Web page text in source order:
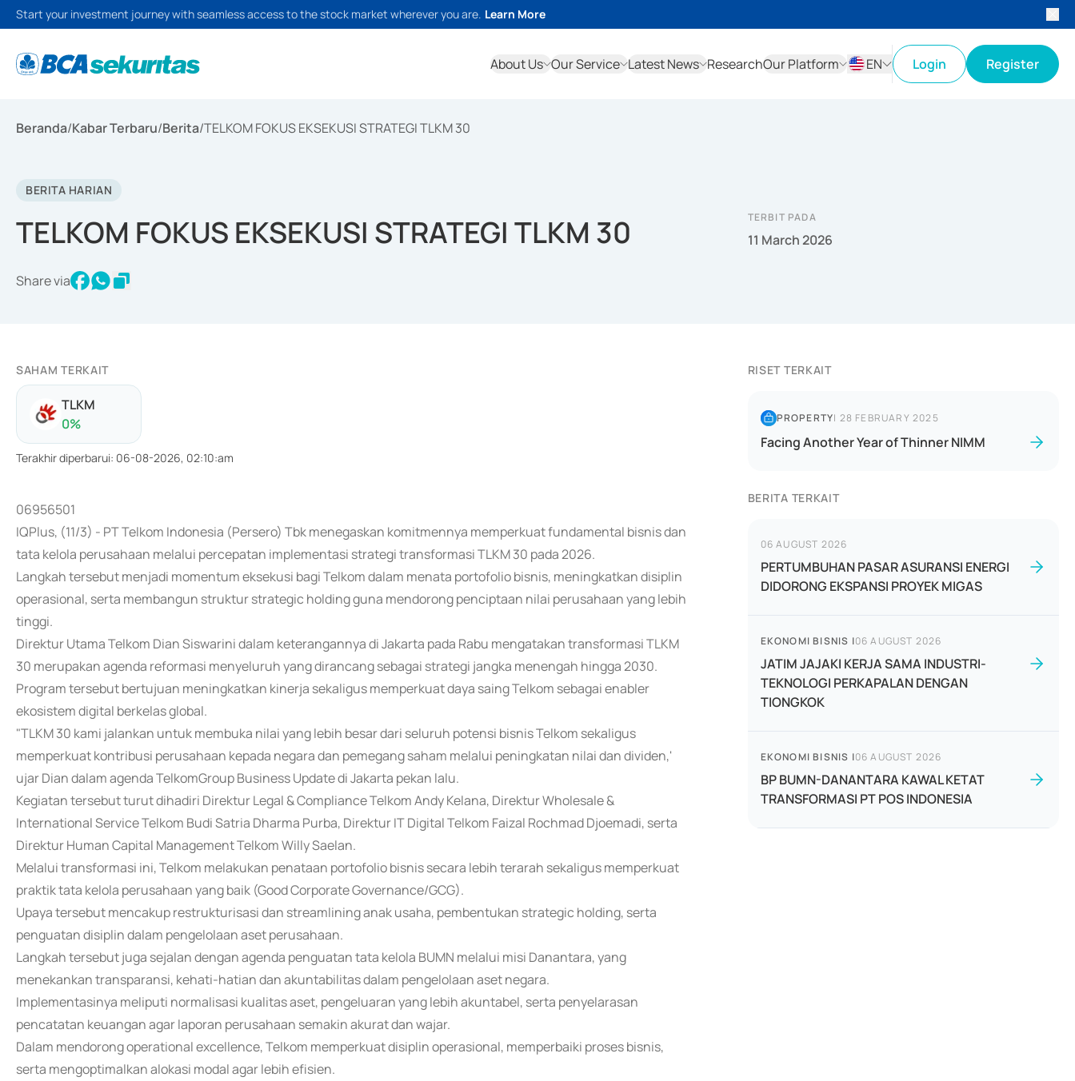
Start your investment journey with seamless access to the stock market wherever you are. Learn More
About Us Our Service Latest News ResearchOur Platform
EN
Login Register
Beranda/Kabar Terbaru/Berita/TELKOM FOKUS EKSEKUSI STRATEGI TLKM 30
BERITA HARIAN
TELKOM FOKUS EKSEKUSI STRATEGI TLKM 30
Share via
TERBIT PADA
11 March 2026
SAHAM TERKAIT
TLKM
0%
Terakhir diperbarui: 06-08-2026, 02:10:am
06956501
IQPlus, (11/3) - PT Telkom Indonesia (Persero) Tbk menegaskan komitmennya memperkuat fundamental bisnis dan
tata kelola perusahaan melalui percepatan implementasi strategi transformasi TLKM 30 pada 2026.
Langkah tersebut menjadi momentum eksekusi bagi Telkom dalam menata portofolio bisnis, meningkatkan disiplin
operasional, serta membangun struktur strategic holding guna mendorong penciptaan nilai perusahaan yang lebih
tinggi.
Direktur Utama Telkom Dian Siswarini dalam keterangannya di Jakarta pada Rabu mengatakan transformasi TLKM
30 merupakan agenda reformasi menyeluruh yang dirancang sebagai strategi jangka menengah hingga 2030.
Program tersebut bertujuan meningkatkan kinerja sekaligus memperkuat daya saing Telkom sebagai enabler
ekosistem digital berkelas global.
"TLKM 30 kami jalankan untuk membuka nilai yang lebih besar dari seluruh potensi bisnis Telkom sekaligus
memperkuat kontribusi perusahaan kepada negara dan pemegang saham melalui peningkatan nilai dan dividen,'
ujar Dian dalam agenda TelkomGroup Business Update di Jakarta pekan lalu.
Kegiatan tersebut turut dihadiri Direktur Legal & Compliance Telkom Andy Kelana, Direktur Wholesale &
International Service Telkom Budi Satria Dharma Purba, Direktur IT Digital Telkom Faizal Rochmad Djoemadi, serta
Direktur Human Capital Management Telkom Willy Saelan.
Melalui transformasi ini, Telkom melakukan penataan portofolio bisnis secara lebih terarah sekaligus memperkuat
praktik tata kelola perusahaan yang baik (Good Corporate Governance/GCG).
Upaya tersebut mencakup restrukturisasi dan streamlining anak usaha, pembentukan strategic holding, serta
penguatan disiplin dalam pengelolaan aset perusahaan.
Langkah tersebut juga sejalan dengan agenda penguatan tata kelola BUMN melalui misi Danantara, yang
menekankan transparansi, kehati-hatian dan akuntabilitas dalam pengelolaan aset negara.
Implementasinya meliputi normalisasi kualitas aset, pengeluaran yang lebih akuntabel, serta penyelarasan
pencatatan keuangan agar laporan perusahaan semakin akurat dan wajar.
Dalam mendorong operational excellence, Telkom memperkuat disiplin operasional, memperbaiki proses bisnis,
serta mengoptimalkan alokasi modal agar lebih efisien.
RISET TERKAIT
PROPERTY| 28 FEBRUARY 2025
Facing Another Year of Thinner NIMM
BERITA TERKAIT
06 AUGUST 2026
PERTUMBUHAN PASAR ASURANSI ENERGI
DIDORONG EKSPANSI PROYEK MIGAS
EKONOMI BISNIS |06 AUGUST 2026
JATIM JAJAKI KERJA SAMA INDUSTRI-
TEKNOLOGI PERKAPALAN DENGAN
TIONGKOK
EKONOMI BISNIS |06 AUGUST 2026
BP BUMN-DANANTARA KAWAL KETAT
TRANSFORMASI PT POS INDONESIA